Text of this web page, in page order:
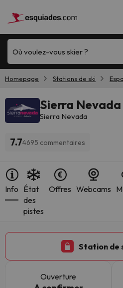
Où voulez-vous skier ?
Homepage Stations de ski
Sierra Nevada
Sierra Nevada
7.74695 commentaires
Info État
des
pistes
Offres Webcams
Station de
Ouverture